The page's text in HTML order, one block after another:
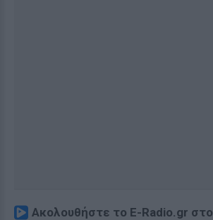
Ακολουθήστε το E-Radio.gr στο